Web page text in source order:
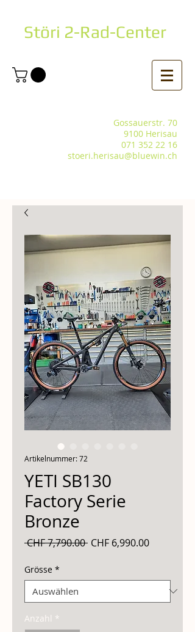
Störi 2-Rad-Center
Gossauerstr. 70
9100 Herisau
071 352 22 16
stoeri.herisau@bluewin.ch
Artikelnummer: 72
YETI SB130
Factory Serie
Bronze
CHF 7,790.00 Standardpreis
CHF 6,990.00Sale-
Grösse *
Anzahl *